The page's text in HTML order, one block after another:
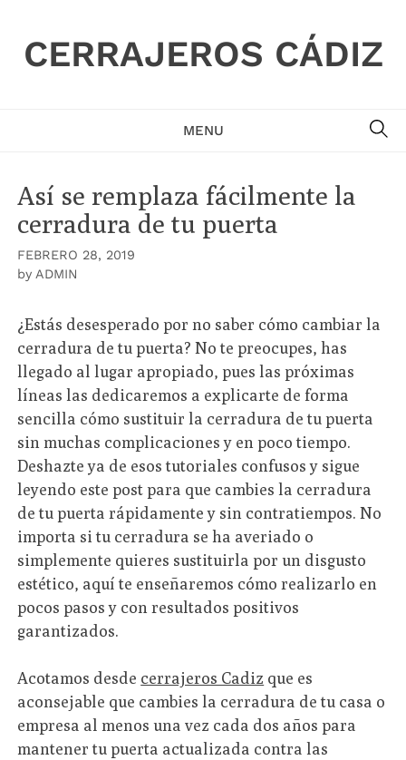
contentCERRAJEROS CÁDIZ
MENU
Así se remplaza fácilmente la
cerradura de tu puerta
FEBRERO 28, 2019
by ADMIN
¿Estás desesperado por no saber cómo cambiar la
cerradura de tu puerta? No te preocupes, has
llegado al lugar apropiado, pues las próximas
líneas las dedicaremos a explicarte de forma
sencilla cómo sustituir la cerradura de tu puerta
sin muchas complicaciones y en poco tiempo.
Deshazte ya de esos tutoriales confusos y sigue
leyendo este post para que cambies la cerradura
de tu puerta rápidamente y sin contratiempos. No
importa si tu cerradura se ha averiado o
simplemente quieres sustituirla por un disgusto
estético, aquí te enseñaremos cómo realizarlo en
pocos pasos y con resultados positivos
garantizados.
Acotamos desde cerrajeros Cadiz que es
aconsejable que cambies la cerradura de tu casa o
empresa al menos una vez cada dos años para
mantener tu puerta actualizada contra las